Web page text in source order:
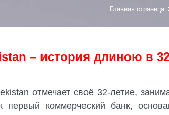
Главная страница
– история длиною в
отмечает своё 32-летие,
первый коммерческий банк,